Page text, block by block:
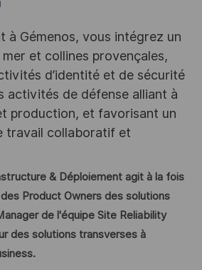
à Gémenos, vous intégrez un
et collines provençales,
d’identité et de sécurité
activités de défense alliant à
production, et favorisant un
travail collaboratif et
& Déploiement agit à la fois
Product Owners des solutions
de l'équipe Site Reliability
des solutions transverses à